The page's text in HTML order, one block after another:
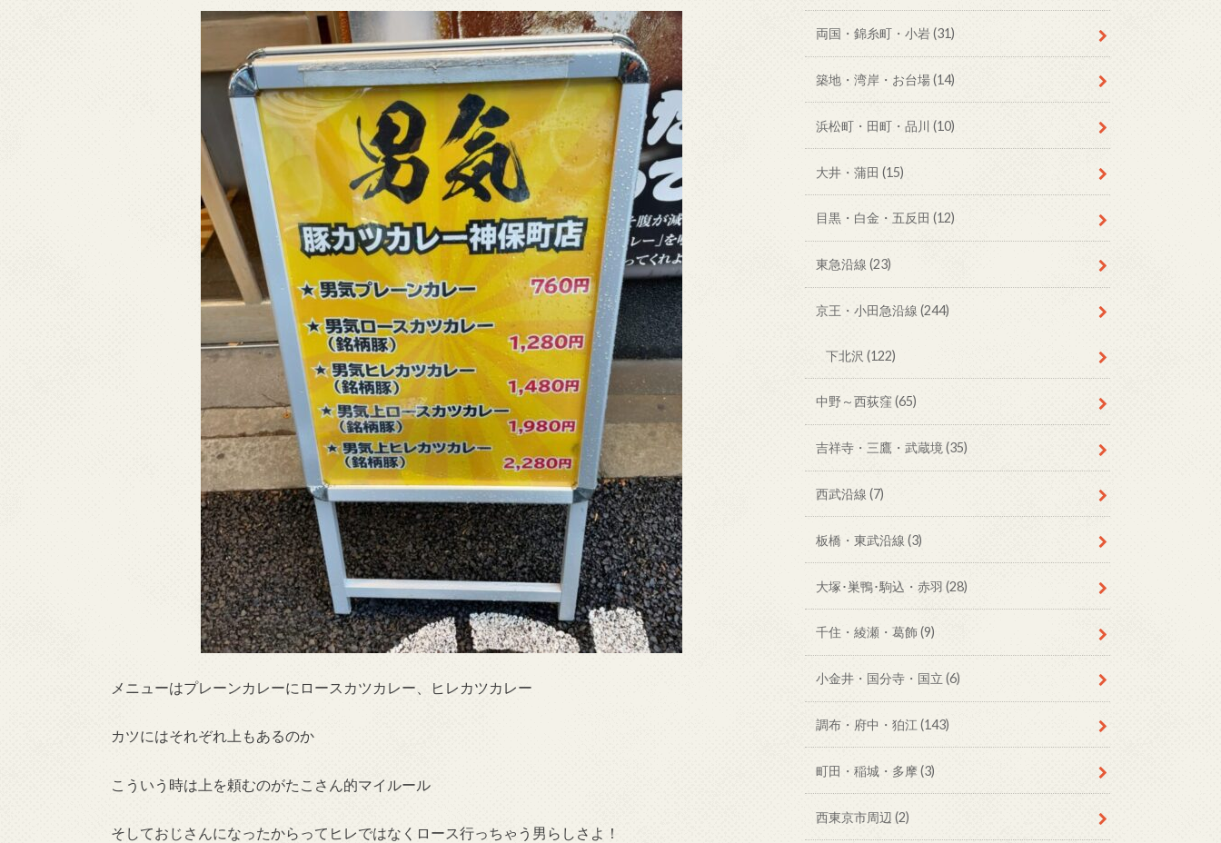
メニューはプレーンカレーにロースカツカレー、ヒレカツカレー
カツにはそれぞれ上もあるのか
こういう時は上を頼むのがたこさん的マイルール
そしておじさんになったからってヒレではなくロース行っちゃう男らしさよ！
両国・錦糸町・小岩(31)
築地・湾岸・お台場(14)
浜松町・田町・品川 (10)
大井・蒲田 (15)
目黒・白金・五反田 (12)
東急沿線 (23)
京王・小田急沿線 (244)
下北沢(122)
中野～西荻窪 (65)
吉祥寺・三鷹・武蔵境 (35)
西武沿線 (7)
板橋・東武沿線 (3)
大塚･巣鴨･駒込・赤羽 (28)
千住・綾瀬・葛飾(9)
小金井・国分寺・国立 (6)
調布・府中・狛江 (143)
町田・稲城・多摩 (3)
西東京市周辺 (2)